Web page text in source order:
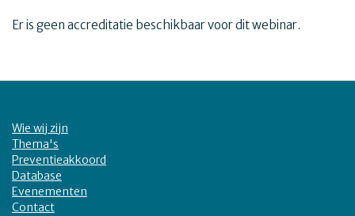
Er is geen accreditatie beschikbaar voor dit webinar.
Wie wij zijn
Thema's
Preventieakkoord
Database
Evenementen
Contact